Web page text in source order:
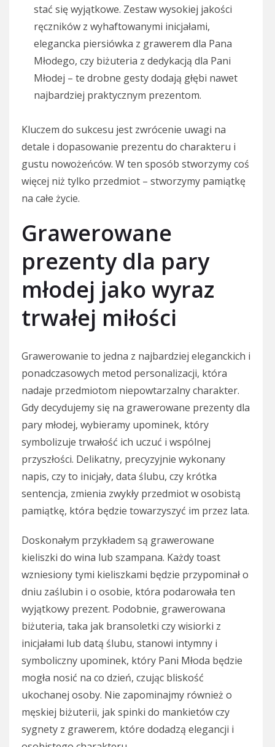
stać się wyjątkowe. Zestaw wysokiej jakości
ręczników z wyhaftowanymi inicjałami,
elegancka piersiówka z grawerem dla Pana
Młodego, czy biżuteria z dedykacją dla Pani
Młodej – te drobne gesty dodają głębi nawet
najbardziej praktycznym prezentom.
Kluczem do sukcesu jest zwrócenie uwagi na
detale i dopasowanie prezentu do charakteru i
gustu nowożeńców. W ten sposób stworzymy coś
więcej niż tylko przedmiot – stworzymy pamiątkę
na całe życie.
Grawerowane
prezenty dla pary
młodej jako wyraz
trwałej miłości
Grawerowanie to jedna z najbardziej eleganckich i
ponadczasowych metod personalizacji, która
nadaje przedmiotom niepowtarzalny charakter.
Gdy decydujemy się na grawerowane prezenty dla
pary młodej, wybieramy upominek, który
symbolizuje trwałość ich uczuć i wspólnej
przyszłości. Delikatny, precyzyjnie wykonany
napis, czy to inicjały, data ślubu, czy krótka
sentencja, zmienia zwykły przedmiot w osobistą
pamiątkę, która będzie towarzyszyć im przez lata.
Doskonałym przykładem są grawerowane
kieliszki do wina lub szampana. Każdy toast
wzniesiony tymi kieliszkami będzie przypominał o
dniu zaślubin i o osobie, która podarowała ten
wyjątkowy prezent. Podobnie, grawerowana
biżuteria, taka jak bransoletki czy wisiorki z
inicjałami lub datą ślubu, stanowi intymny i
symboliczny upominek, który Pani Młoda będzie
mogła nosić na co dzień, czując bliskość
ukochanej osoby. Nie zapominajmy również o
męskiej biżuterii, jak spinki do mankietów czy
sygnety z grawerem, które dodadzą elegancji i